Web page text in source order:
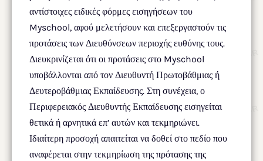
αντίστοιχες ειδικές φόρμες εισηγήσεων του
Myschool, αφού μελετήσουν και επεξεργαστούν τις
προτάσεις των Διευθύνσεων περιοχής ευθύνης τους.
Διευκρινίζεται ότι οι προτάσεις στο Myschool
υποβάλλονται από τον Διευθυντή Πρωτοβάθμιας ή
Δευτεροβάθμιας Εκπαίδευσης. Στη συνέχεια, ο
Περιφερειακός Διευθυντής Εκπαίδευσης εισηγείται
θετικά ή αρνητικά επ’ αυτών και τεκμηριώνει.
Ιδιαίτερη προσοχή απαιτείται να δοθεί στο πεδίο που
αναφέρεται στην τεκμηρίωση της πρότασης της